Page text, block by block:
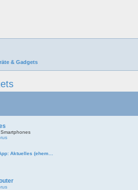
& Gadgets
Aktuelles (ehem…